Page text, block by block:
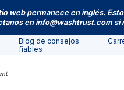
web permanece en inglés.
en info@washtrust.com si
Blog de consejos
fiables